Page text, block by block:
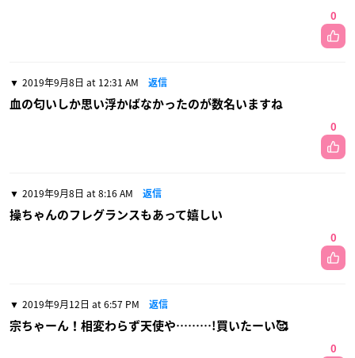
0
2019年9月8日 at 12:31 AM 返信
血の匂いしか思い浮かばなかったのが数名いますね
0
2019年9月8日 at 8:16 AM 返信
操ちゃんのフレグランスもあって嬉しい
0
2019年9月12日 at 6:57 PM 返信
宗ちゃーん！相変わらず天使や………!買いたーい🥰
0